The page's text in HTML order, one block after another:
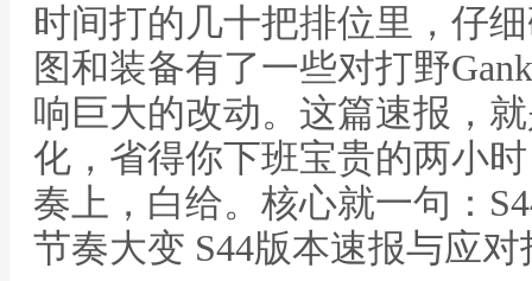
时间打的几十把排位里，仔
图和装备有了一些对打野
响巨大的改动。这篇速报，
化，省得你下班宝贵的两小
奏上，白给。核心就一句：
节奏大变 S44版本速报与应对